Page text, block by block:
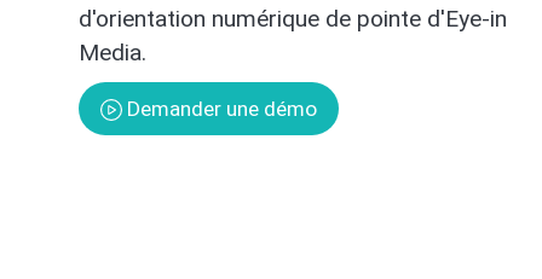
d'orientation numérique de pointe d'Eye-in
Media.
Demander une démo